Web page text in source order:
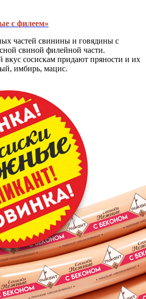
с филеем»
частей свинины и говядины с
свиной филейной части.
вкус сосискам придают пряности и их
имбирь, мацис.